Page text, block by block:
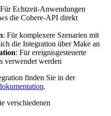
Echtzeit-Anwendungen
die Cohere-API direkt
: Für komplexere Szenarien mit
die Integration über Make an
: Für ereignisgesteuerte
verwendet werden
finden Sie in der
.
verschiedenen